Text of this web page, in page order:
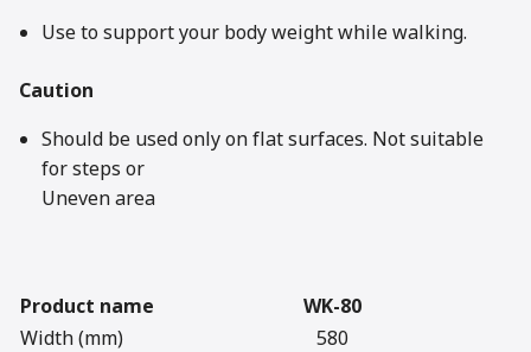
Use to support your body weight while walking.
Caution
Should be used only on flat surfaces. Not suitable
for steps or
Uneven area
Product name
WK-80
Width (mm)
580